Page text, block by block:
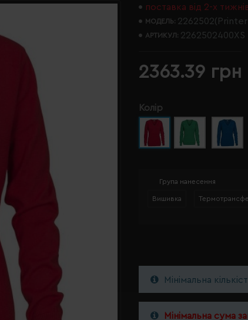
поставка від 2-х
МОДЕЛЬ: 2262502(Printer
АРТИКУЛ: 2262502400XS
2363.39 грн
Колір
Група нанесення
Вишивка
Мінімальна
Мінімальна сума